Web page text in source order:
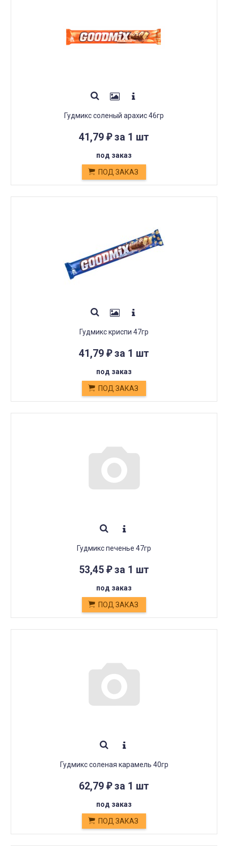
Гудмикс соленый арахис 46гр
41,79 ₽за 1 шт
под заказ
ПОД ЗАКАЗ
Гудмикс криспи 47гр
41,79 ₽за 1 шт
под заказ
ПОД ЗАКАЗ
Гудмикс печенье 47гр
53,45 ₽за 1 шт
под заказ
ПОД ЗАКАЗ
Гудмикс соленая карамель 40гр
62,79 ₽за 1 шт
под заказ
ПОД ЗАКАЗ